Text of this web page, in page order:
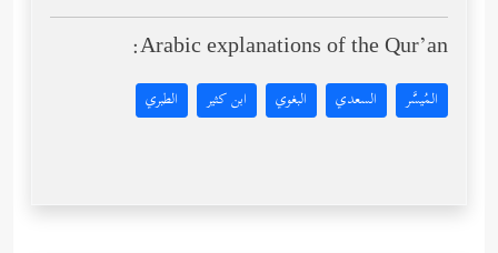
Arabic explanations of the Qur’an:
المُيسَّر السعدي البغوي ابن كثير الطبري